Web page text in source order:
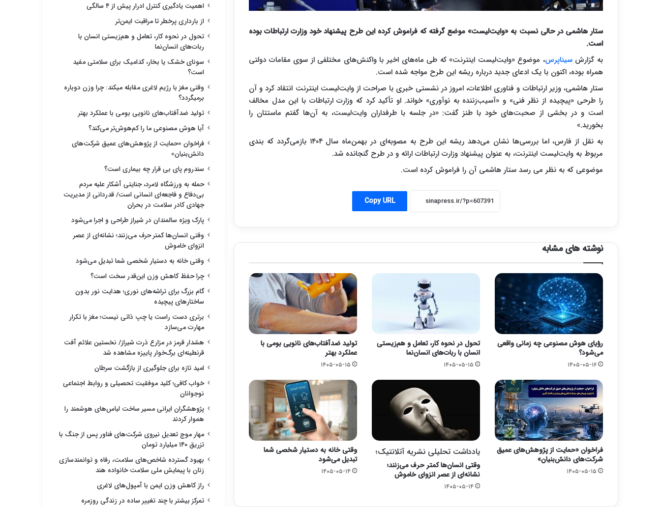
ستار هاشمی در حالی نسبت به «وایت‌لیست» موضع گرفته که فراموش کرده این طرح پیشنهاد خود وزارت ارتباطات بوده
است.
به گزارشسیناپرس، موضوع «وایت‌لیست اینترنت» که طی ماه‌های اخیر با واکنش‌های مختلفی از سوی مقامات دولتی
همراه بوده، اکنون با یک ادعای جدید درباره ریشه‌ این طرح مواجه شده است.
ستار هاشمی، وزیر ارتباطات و فناوری اطلاعات، امروز در نشستی خبری با صراحت از وایت‌لیست اینترنت انتقاد کرد و آن
را طرحی «پیچیده از نظر فنی» و «آسیب‌زننده به نوآوری» خواند. او تأکید کرد که وزارت ارتباطات با این مدل مخالف
است و در بخشی از صحبت‌های خود با طنز گفت: «در جلسه با طرفداران وایت‌لیست، به آن‌ها گفتم ماستتان را
بخورید.»
به نقل از فارس، اما بررسی‌ها نشان می‌دهد ریشه این طرح به مصوبه‌ای در بهمن‌ماه سال ۱۴۰۴ بازمی‌گردد که بندی
مربوط به وایت‌لیست اینترنت، به عنوان پیشنهاد وزارت ارتباطات ارائه و در طرح گنجانده شد.
موضوعی که به نظر می رسد ستار هاشمی آن را فراموش کرده است.
Copy URL
نوشته های مشابه
رؤیای هوش مصنوعی چه زمانی واقعی
می‌شود؟
۱۴۰۵-۰۵-۱۶
تحول در نحوه کار، تعامل و هم‌زیستی
انسان با ربات‌های انسان‌نما
۱۴۰۵-۰۵-۱۵
تولید ضدآفتاب‌های نانویی بومی با
عملکرد بهتر
۱۴۰۵-۰۵-۱۵
فراخوان «حمایت از پژوهش‌های عمیق
شرکت‌های دانش‌بنیان»
۱۴۰۵-۰۵-۱۵
یادداشت تحلیلی نشریه آتلانتیک؛
وقتی انسان‌ها کمتر حرف می‌زنند؛
نشانه‌ای از عصر انزوای خاموش
۱۴۰۵-۰۵-۱۴
وقتی خانه به دستیار شخصی شما
تبدیل می‌شود
۱۴۰۵-۰۵-۱۴
اهمیت یادگیری کنترل ادرار پیش از ۴ سالگی
از بارداری پرخطر تا مراقبت ایمن‌تر
تحول در نحوه کار، تعامل و هم‌زیستی انسان با
ربات‌های انسان‌نما
سونای خشک یا بخار، کدامیک برای سلامتی مفید
است؟
وقتی مغز با رژیم لاغری مقابله میکند: چرا وزن دوباره
برمیگردد؟
تولید ضدآفتاب‌های نانویی بومی با عملکرد بهتر
آیا هوش مصنوعی ما را کم‌هوش‌تر می‌کند؟
فراخوان «حمایت از پژوهش‌های عمیق شرکت‌های
دانش‌بنیان»
سندروم پای بی قرار چه بیماری است؟
حمله به ورزشگاه لامرد، جنایتی آشکار علیه مردم
بی‌دفاع و فاجعه‌ای انسانی است/ قدردانی از مدیریت
جهادی کادر سلامت در بحران
پارک ویژه سالمندان در شیراز طراحی و اجرا می‌شود
وقتی انسان‌ها کمتر حرف می‌زنند؛ نشانه‌ای از عصر
انزوای خاموش
وقتی خانه به دستیار شخصی شما تبدیل می‌شود
چرا حفظ کاهش وزن این‌قدر سخت است؟
گام بزرگ برای تراشه‌های نوری؛ هدایت نور بدون
ساختارهای پیچیده
برتری دست راست یا چپ ذاتی نیست؛ مغز با تکرار
مهارت می‌سازد
هشدار قرمز در مزارع ذرت شیراز/ نخستین علائم آفت
قرنطینه‌ای برگ‌خوار پاییزه مشاهده شد
امید تازه برای جلوگیری از بازگشت سرطان
خواب کافی؛ کلید موفقیت تحصیلی و روابط اجتماعی
نوجوانان
پژوهشگران ایرانی مسیر ساخت لباس‌های هوشمند را
هموار کردند
مهار موج تعدیل نیروی شرکت‌های فناور پس از جنگ با
تزریق ۱۴۰ میلیارد تومان
بهبود گسترده شاخص‌های سلامت، رفاه و توانمندسازی
زنان با پیمایش ملی سلامت خانواده هند
راز کاهش وزن ایمن با آمپول‌های لاغری
تمرکز بیشتر با چند تغییر ساده در زندگی روزمره